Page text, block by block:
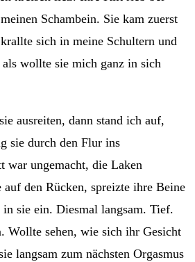
Schambein. Sie kam zuerst
sich in meine Schultern und
wollte sie mich ganz in sich
ausreiten, dann stand ich auf,
sie durch den Flur ins
war ungemacht, die Laken
den Rücken, spreizte ihre Beine
sie ein. Diesmal langsam. Tief.
Wollte sehen, wie sich ihr Gesicht
langsam zum nächsten Orgasmus